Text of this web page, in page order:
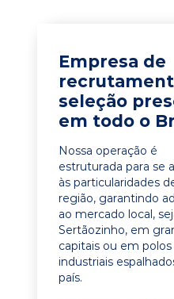
Empresa de
seleção
em todo o
Nossa operação é
estruturada para se
às particularidades
região, garantindo
ao mercado local,
Sertãozinho, em
capitais ou em polos
industriais
país.